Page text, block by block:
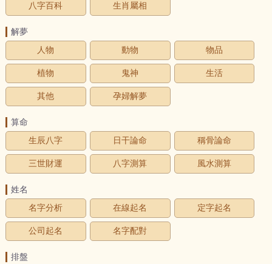
八字百科 生肖屬相
解夢
人物
動物 物品
植物 鬼神 生活
其他 孕婦解夢
算命
生辰八字
日干論命 稱骨論命
三世財運 八字測算 風水測算
姓名
名字分析
在線起名 定字起名
公司起名 名字配對
排盤